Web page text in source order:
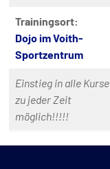
Trainingsort:
Dojo im Voith-
Sportzentrum
Einstieg in alle Kurse
zu jeder Zeit
möglich!!!!!